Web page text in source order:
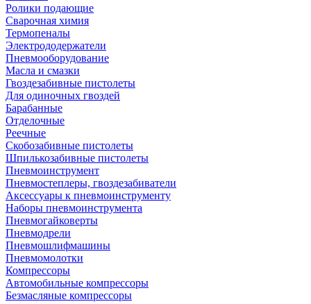
Ролики подающие
Сварочная химия
Термопеналы
Электрододержатели
Пневмооборудование
Масла и смазки
Гвоздезабивные пистолеты
Для одиночных гвоздей
Барабанные
Отделочные
Реечные
Скобозабивные пистолеты
Шпилькозабивные пистолеты
Пневмоинструмент
Пневмостеплеры, гвоздезабиватели
Аксессуары к пневмоинструменту
Наборы пневмоинструмента
Пневмогайковерты
Пневмодрели
Пневмошлифмашины
Пневмомолотки
Компрессоры
Автомобильные компрессоры
Безмасляные компрессоры